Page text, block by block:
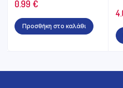
0.99 €
Προσθήκη στο καλάθι